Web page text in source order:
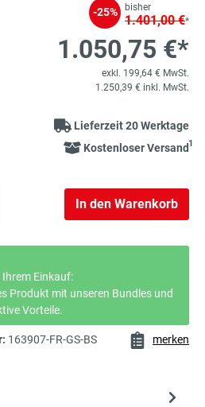
-25% bisher
1.401,00 €*
1.050,75 €*
exkl. 199,64 € MwSt.
1.250,39 € inkl. MwSt.
Lieferzeit 20 Werktage
Kostenloser Versand1
den gewünschten
In den Warenkorb
Ihrem Einkauf:
Produkt mit unseren Bundles und
Vorteile.
163907-FR-GS-BS merken